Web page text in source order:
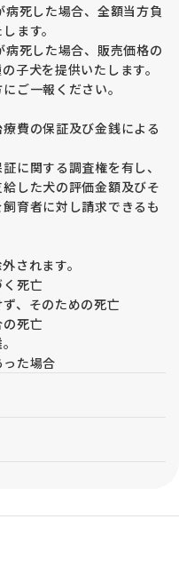
死した場合、全額当方負
ます。
死した場合、販売価格の
子犬を提供いたします。
ご一報ください。
費の保証及び金銭による
に関する調査権を有し、
した犬の評価金額及びそ
育者に対し請求できるも
されます。
死亡
、そのための死亡
死亡
た場合